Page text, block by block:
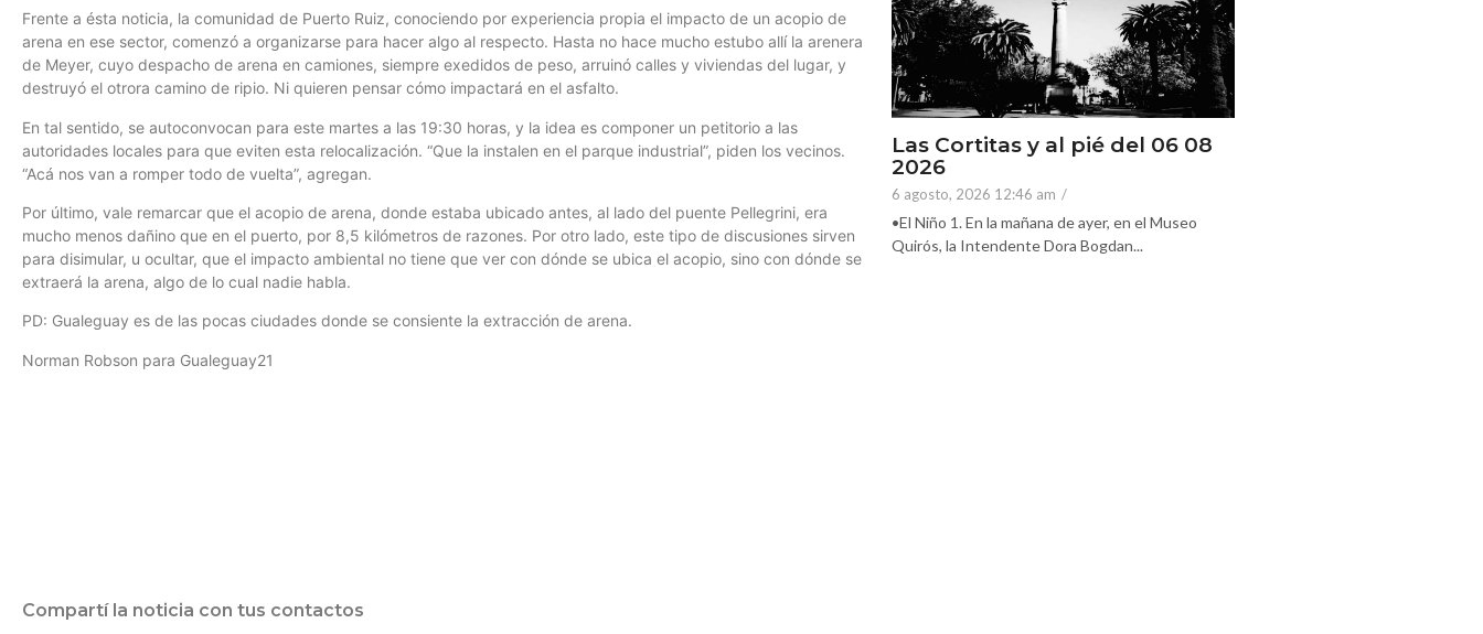
Frente a ésta noticia, la comunidad de Puerto Ruiz, conociendo por experiencia propia el impacto de un acopio de
arena en ese sector, comenzó a organizarse para hacer algo al respecto. Hasta no hace mucho estubo allí la arenera
de Meyer, cuyo despacho de arena en camiones, siempre exedidos de peso, arruinó calles y viviendas del lugar, y
destruyó el otrora camino de ripio. Ni quieren pensar cómo impactará en el asfalto.
En tal sentido, se autoconvocan para este martes a las 19:30 horas, y la idea es componer un petitorio a las
autoridades locales para que eviten esta relocalización. “Que la instalen en el parque industrial”, piden los vecinos.
“Acá nos van a romper todo de vuelta”, agregan.
Por último, vale remarcar que el acopio de arena, donde estaba ubicado antes, al lado del puente Pellegrini, era
mucho menos dañino que en el puerto, por 8,5 kilómetros de razones. Por otro lado, este tipo de discusiones sirven
para disimular, u ocultar, que el impacto ambiental no tiene que ver con dónde se ubica el acopio, sino con dónde se
extraerá la arena, algo de lo cual nadie habla.
PD: Gualeguay es de las pocas ciudades donde se consiente la extracción de arena.
Norman Robson para Gualeguay21
Compartí la noticia con tus contactos
Las Cortitas y al pié del 06 08
2026
6 agosto, 2026 12:46 am /
•El Niño 1. En la mañana de ayer, en el Museo
Quirós, la Intendente Dora Bogdan...